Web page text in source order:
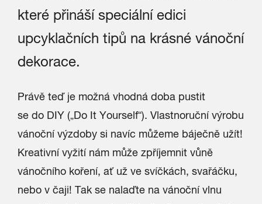
které přináší speciální edici
upcyklačních tipů na krásné vánoční
dekorace.
Právě teď je možná vhodná doba pustit
se do DIY („Do It Yourself“). Vlastnoruční výrobu
vánoční výzdoby si navíc můžeme báječně užít!
Kreativní vyžití nám může zpříjemnit vůně
vánočního koření, ať už ve svíčkách, svařáčku,
nebo v čaji! Tak se nalaďte na vánoční vlnu